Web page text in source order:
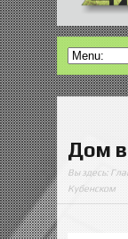
Дом
Вы здесь:
Кубенском